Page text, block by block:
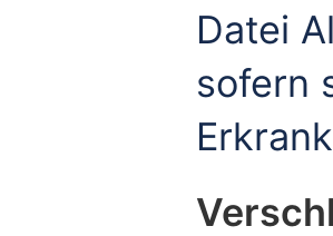
Datei
sofern